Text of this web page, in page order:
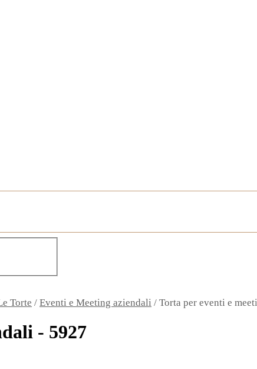
Torte / Eventi e Meeting aziendali / Torta per eventi e
- 5927